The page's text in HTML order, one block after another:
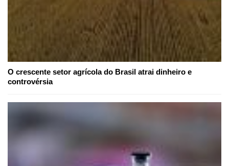
O crescente setor agrícola do Brasil atrai dinheiro e
controvérsia